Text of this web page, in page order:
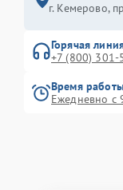
г. Кемерово,
Горячая
+7 (800) 301-
Время работы
Ежедневно с